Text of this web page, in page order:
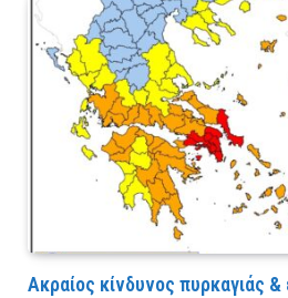
Ακραίος κίνδυνος πυρκαγιάς